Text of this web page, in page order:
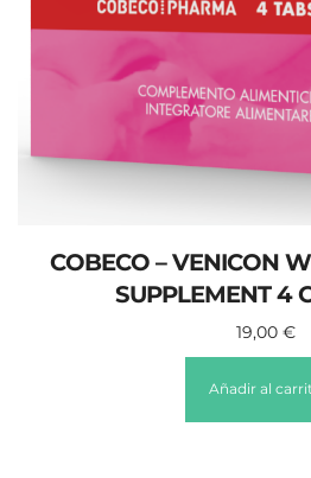
COBECO – VENICON
SUPPLEMENT 4
19,00 €
Añadir al